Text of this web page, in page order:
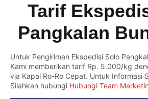
Tarif
Pangkalan
Untuk Pengiriman Ekspedisi Solo
Kami memberikan tarif Rp. 5.000/kg
via Kapal Ro-Ro Cepat. Untuk Informasi
Silahkan hubungi Hubungi Team